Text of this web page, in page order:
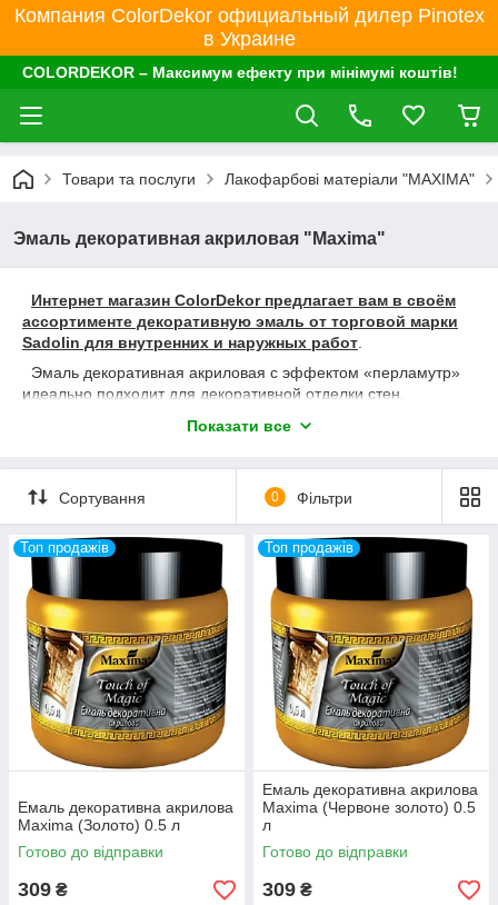
Компания ColorDekor официальный дилер Pinotex
в Украине
COLORDEKOR – Максимум ефекту при мінімумі коштів!
Товари та послуги Лакофарбові матеріали "MAXIMA"
Эмаль декоративная акриловая "Maxima"
Интернет магазин ColorDekor предлагает вам в своём
ассортименте декоративную эмаль от торговой марки
Sadolin для внутренних и наружных работ
Эмаль декоративная акриловая с эффектом «перламутр»
идеально подходит для декоративной отделки стен,
элементов декора (плинтусов, багетов, лепнины и др.),
Застосовується для фарбування нових і раніше
пофарбованих дерев'яних, деревних, загрунтованих
металевих, мінеральних (обштукатурених, бетонних,
цементних, цегляних, гіпсових), скляних, пінополістирольних
поверхонь, а також фактурних шпалер.
Показати все
Сортування 0 Фільтри
Топ продажів
Емаль декоративна акрилова
Maxima (Золото) 0.5 л
Готово до відправки
309 ₴
Топ продажів
Емаль декоративна акрилова
Maxima (Червоне золото) 0.5
л
Готово до відправки
309 ₴